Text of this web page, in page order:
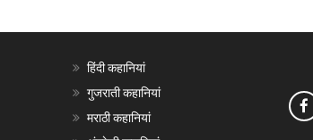
हिंदी कहानियां
गुजराती कहानियां
मराठी कहानियां